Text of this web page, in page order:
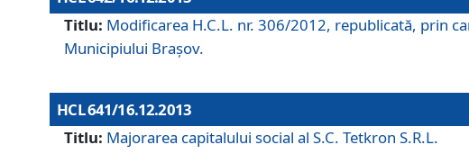
Titlu: Modificarea H.C.L. nr. 306/2012, republicată, prin
Municipiului Braşov.
HCL 641/16.12.2013
Titlu: Majorarea capitalului social al S.C. Tetkron S.R.L.